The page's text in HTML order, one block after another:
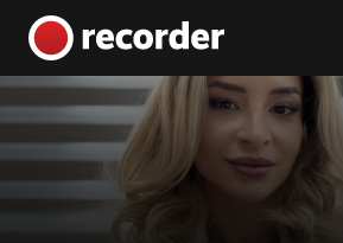
Skip to content
Main Navigation